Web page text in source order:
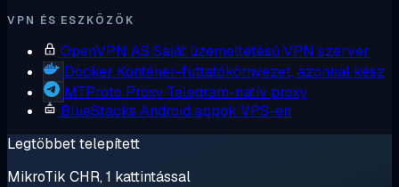
VPN ÉS ESZKÖZÖK
OpenVPN AS Saját üzemeltetésű VPN szerver
Docker Konténer-futtatókörnyezet, azonnal kész
MTProto Proxy Telegram-natív proxy
BlueStacks Android appok VPS-en
Legtöbbet telepített
MikroTik CHR, 1 kattintással